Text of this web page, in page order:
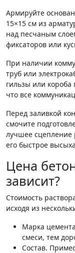
Армируйте
15×15 см из
над песчаным
фиксаторов или
При наличии
труб или
гильзы или короба
что все
Перед заливкой
смочите
лучшее сцепление
его быстрое
Цена
зависит?
Стоимость
исходя из
Марка
смеси, тем
Состав.